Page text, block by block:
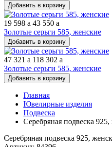
Добавить в корзину
19 598 a 43 550 a
Золотые серьги 585, женские
Добавить в корзину
47 321 a 118 302 a
Золотые серьги 585, женские
Добавить в корзину
Главная
Ювелирные изделия
Подвеска
Серебряная подвеска 925,
Серебряная подвеска 925,